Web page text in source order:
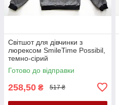
Світшот для дівчинки з
люрексом SmileTime Possibil,
темно-сірий
Готово до відправки
258,50 ₴ 517 ₴